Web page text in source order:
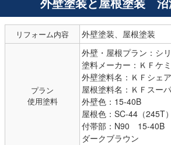
リフォーム内容 外壁塗装、屋根塗装
プラン
使用塗料
外壁・屋根プラン：シ
塗料メーカー：ＫＦケ
外壁塗料名：ＫＦシェ
屋根塗料名：ＫＦスー
外壁色：15-40B
屋根色：SC-44（245T）
付帯部：N90 15-40B
ダークブラウン